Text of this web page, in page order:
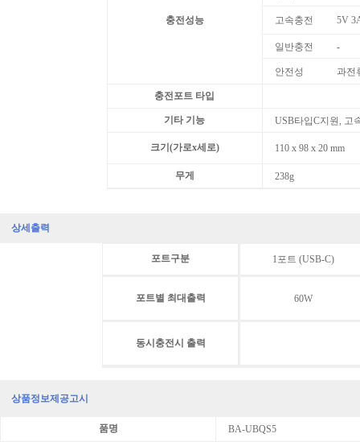
충전성능 고속충전 5V
일반충전 -
안전성 과전
충전포트 타입
기타 기능 USB타입C지원, 고
크기(가로x세로) 110 x 98 x 20 mm
무게 238g
상세출력
포트구분 1포트 (USB-C)
포트별 최대출력 60W
동시충전시 출력
상품정보제공고시
품명 BA-UBQS5